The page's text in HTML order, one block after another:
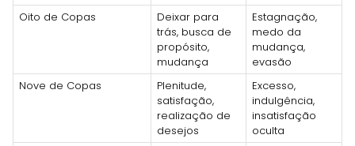
Oito de Copas
Deixar para
trás, busca de
propósito,
mudança
Estagnação,
medo da
mudança,
evasão
Nove de Copas
Plenitude,
satisfação,
realização de
desejos
Excesso,
indulgência,
insatisfação
oculta